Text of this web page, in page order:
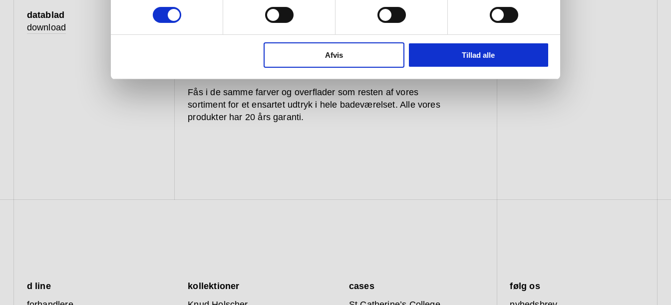
Afvis Tillad alle
datablad
download
En indbygget, minimalistisk bruseløsning med termostat,
typisk til en hovedbruser. En del af Qtoo kollektionen,
fremstillet i AISI 316 rustfrit stål - et solidt materiale med lang
Fås i de samme farver og overflader som resten af vores
sortiment for et ensartet udtryk i hele badeværelset. Alle vores
produkter har 20 års garanti.
d line
kollektioner
cases
følg os